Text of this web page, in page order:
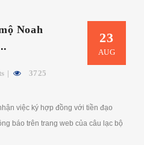
23
AUG
Noah
3725
việc ký hợp đồng với tiền đạo
báo trên trang web của câu lạc bộ